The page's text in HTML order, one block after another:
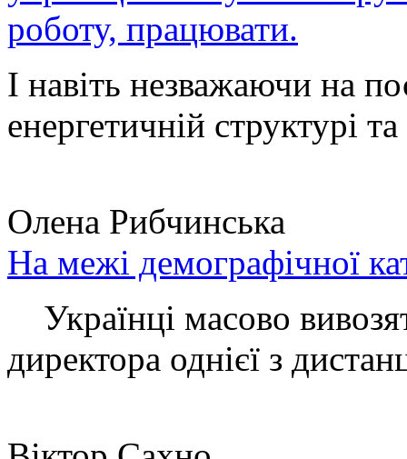
роботу, працювати.
І навіть незважаючи на
енергетичній структурі
Олена Рибчинська
На межі демографічної
Українці масово
директора однієї з